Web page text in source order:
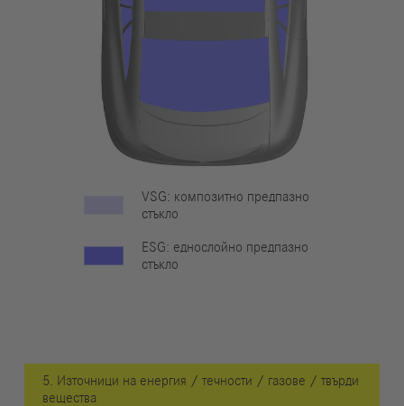
VSG: композитно предпазно
стъкло
ESG: еднослойно предпазно
стъкло
5. Източници на енергия / течности / газове / твърди
вещества